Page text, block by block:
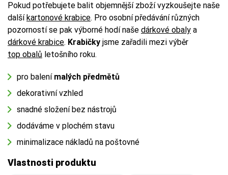
Pokud potřebujete balit objemnější zboží vyzkoušejte naše
dalšíkartonové krabice. Pro osobní předávání různých
pozorností se pak výborné hodí naše dárkové obaly a
dárkové krabice. Krabičky jsme zařadili mezi výběr
top obalů letošního roku.
pro balení malých předmětů
dekorativní vzhled
snadné složení bez nástrojů
dodáváme v plochém stavu
minimalizace nákladů na poštovné
Vlastnosti produktu